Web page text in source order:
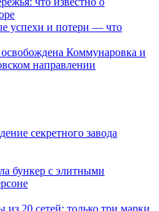
успехи и потери — что
Коммунаровка и
направлении
секретного завода
бункер с элитными
из 20 сетей: только три марки